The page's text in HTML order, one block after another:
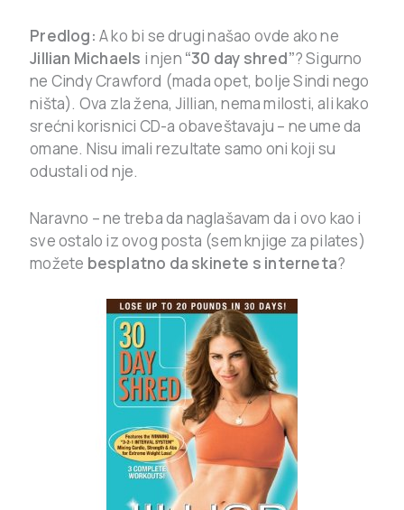
Predlog: A ko bi se drugi našao ovde ako ne
Jillian Michaels i njen “30 day shred”? Sigurno
ne Cindy Crawford (mada opet, bolje Sindi nego
ništa). Ova zla žena, Jillian, nema milosti, ali kako
srećni korisnici CD-a obaveštavaju – ne ume da
omane. Nisu imali rezultate samo oni koji su
odustali od nje.
Naravno – ne treba da naglašavam da i ovo kao i
sve ostalo iz ovog posta (sem knjige za pilates)
možete besplatno da skinete s interneta?